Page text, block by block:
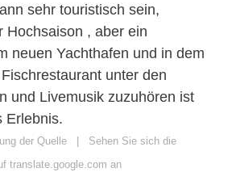
sehr touristisch sein,
Hochsaison , aber ein
neuen Yachthafen und in dem
unter den
und Livemusik zuzuhören ist
Erlebnis.
der Quelle | Sehen Sie sich die
translate.google.com an